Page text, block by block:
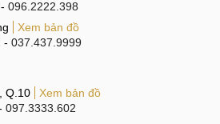
thấp hơn so với các loại màn hình
rất hợp lý.
các dòng điện thoại cao cấp.
giải cao hơn và màu sắc rực rỡ
- 096.2222.398
Xem bản đồ
- 037.437.9999
Q.10
Xem bản đồ
097.3333.602